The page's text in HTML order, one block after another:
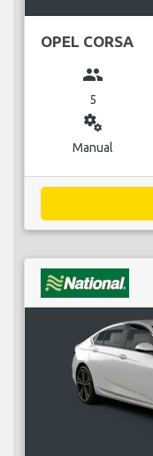
OPEL CORSA
group
5
miscellaneous_services
Manual